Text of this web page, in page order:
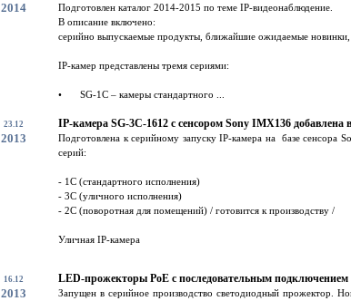
2014
Подготовлен каталог 2014-2015 по теме IP-видеонаблюдение.
В описание включено:
серийно выпускаемые продукты, ближайшие ожидаемые новинки,
IP-камер представлены тремя сериями:
•
SG-1C – камеры стандартного ...
23.12
2013
IP-камера SG-3C-1612 с сенсором Sony IMX136 добавлена
Подготовлена к серийному запуску IP-камера на базе
серий:
- 1С (стандартного исполнения)
- 3С (уличного исполнения)
- 2С (поворотная для помещений) / готовится к производству /
Уличная IP-камера
16.12
2013
LED-прожекторы PoE с последовательным подключением
Запущен в серийное производство светодиодный прожектор.